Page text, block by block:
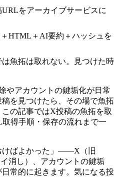
をアーカイブサービスに
HTML＋AI要約＋ハッシュを
魚拓は取れない。見つけた時
やアカウントの鍵垢化が日常
を見つけたら、その場で魚拓
の記事ではX投稿の魚拓を取
得手順・保存の流れまで一
けばよかった」——X（旧
消し）、アカウントの鍵垢
常的に起きます。気になる投